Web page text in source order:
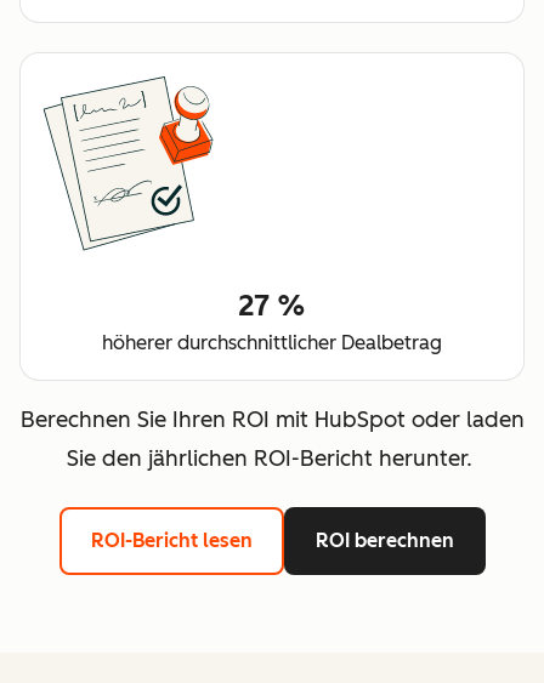
27 %
höherer durchschnittlicher Dealbetrag
Berechnen Sie Ihren ROI mit HubSpot oder laden
Sie den jährlichen ROI-Bericht herunter.
ROI-Bericht lesen ROI berechnen